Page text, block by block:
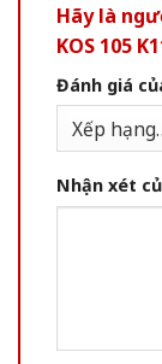
Hãy là
KOS 105
Đánh giá
Nhận xét